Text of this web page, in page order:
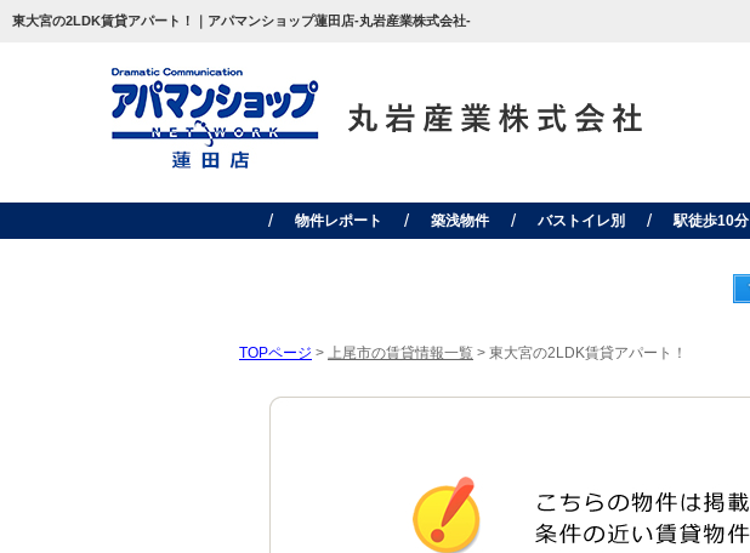
東大宮の2LDK賃貸アパート！｜アパマンショップ蓮田店-丸岩産業株式会社-
物件レポート 築浅物件 バストイレ別 駅徒歩10分
TOPページ > 上尾市の賃貸情報一覧 > 東大宮の2LDK賃貸アパート！